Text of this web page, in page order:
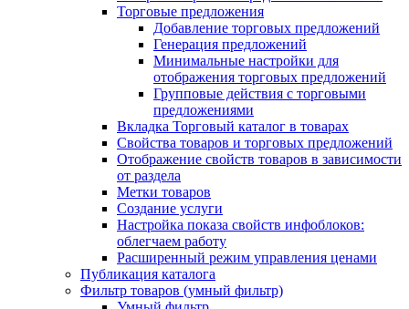
Торговые предложения
Добавление торговых предложений
Генерация предложений
Минимальные настройки для
отображения торговых предложений
Групповые действия с торговыми
предложениями
Вкладка Торговый каталог в товарах
Свойства товаров и торговых предложений
Отображение свойств товаров в зависимости
от раздела
Метки товаров
Создание услуги
Настройка показа свойств инфоблоков:
облегчаем работу
Расширенный режим управления ценами
Публикация каталога
Фильтр товаров (умный фильтр)